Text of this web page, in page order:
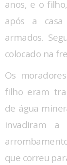
anos, e o
após a
armados.
colocado na
Os
filho eram
de água
invadiram
que correu